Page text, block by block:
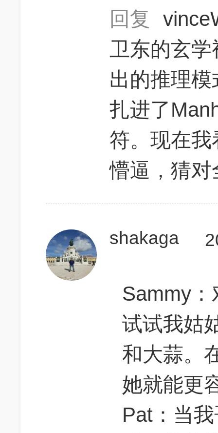
回复
卫东的玄
出的推理
扎进了
符。现在
懵逼，猜对
shakaga
Sammy
试试我姑
和大蒜。
她就能更
Pat：当